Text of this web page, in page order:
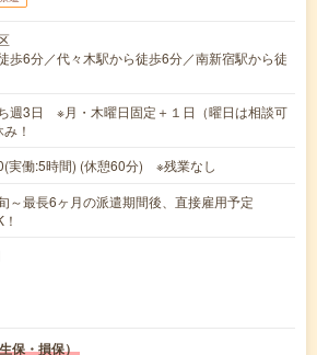
歩6分／代々木駅から徒歩6分／南新宿駅から徒
週3日 ※月・木曜日固定＋１日（曜日は相談可
！
実働:5時間) (休憩60分) ※残業なし
～最長6ヶ月の派遣期間後、直接雇用予定
保・損保）